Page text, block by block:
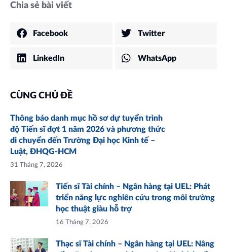
Chia sẻ bài viết
Facebook Twitter
LinkedIn WhatsApp
CÙNG CHỦ ĐỀ
Thông báo danh mục hồ sơ dự tuyển trình
độ Tiến sĩ đợt 1 năm 2026 và phương thức
di chuyển đến Trường Đại học Kinh tế –
Luật, ĐHQG-HCM
31 Tháng 7, 2026
Tiến sĩ Tài chính – Ngân hàng tại UEL: Phát
triển năng lực nghiên cứu trong môi trường
học thuật giàu hỗ trợ
16 Tháng 7, 2026
Thạc sĩ Tài chính – Ngân hàng tại UEL: Nâng